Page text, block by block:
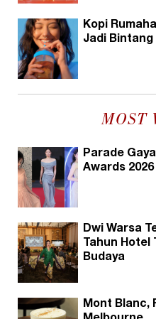
Kopi
Jadi Bintang
MOST
Parade
Awards 2026
Dwi Warsa
Tahun
Budaya
Mont Blanc,